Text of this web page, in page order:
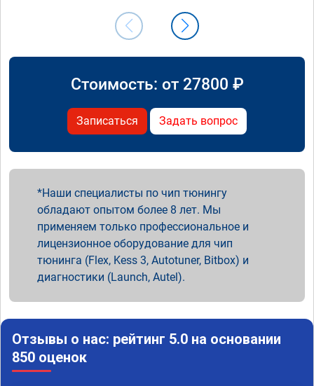
Стоимость: от 27800 ₽
Записаться Задать вопрос
Наши специалисты по чип тюнингу
обладают опытом более 8 лет. Мы
применяем только профессиональное и
лицензионное оборудование для чип
тюнинга (Flex, Kess 3, Autotuner, Bitbox) и
диагностики (Launch, Autel).
Отзывы о нас: рейтинг 5.0 на основании
850 оценок